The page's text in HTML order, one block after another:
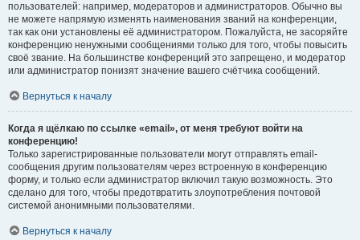
пользователей: например, модераторов и администраторов. Обычно вы
не можете напрямую изменять наименования званий на конференции,
так как они установлены её администратором. Пожалуйста, не засоряйте
конференцию ненужными сообщениями только для того, чтобы повысить
своё звание. На большинстве конференций это запрещено, и модератор
или администратор понизят значение вашего счётчика сообщений.
Вернуться к началу
Когда я щёлкаю по ссылке «email», от меня требуют войти на
конференцию!
Только зарегистрированные пользователи могут отправлять email-
сообщения другим пользователям через встроенную в конференцию
форму, и только если администратор включил такую возможность. Это
сделано для того, чтобы предотвратить злоупотребления почтовой
системой анонимными пользователями.
Вернуться к началу